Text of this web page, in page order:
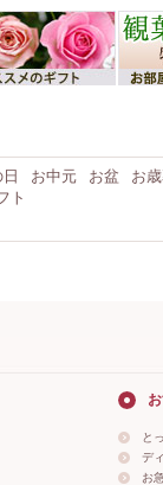
お中元 お盆 お
ト
と
デ
お